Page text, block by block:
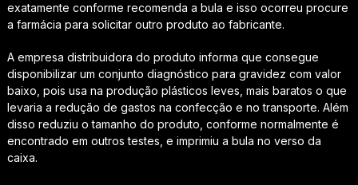
exatamente conforme recomenda a bula e isso ocorreu procure
a farmácia para solicitar outro produto ao fabricante.
A empresa distribuidora do produto informa que consegue
disponibilizar um conjunto diagnóstico para gravidez com valor
baixo, pois usa na produção plásticos leves, mais baratos o que
levaria a redução de gastos na confecção e no transporte. Além
disso reduziu o tamanho do produto, conforme normalmente é
encontrado em outros testes, e imprimiu a bula no verso da
caixa.